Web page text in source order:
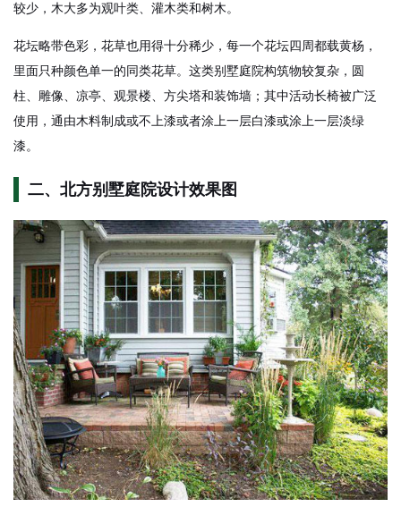
较少，木大多为观叶类、灌木类和树木。
花坛略带色彩，花草也用得十分稀少，每一个花坛四周都载黄杨，
里面只种颜色单一的同类花草。这类别墅庭院构筑物较复杂，圆
柱、雕像、凉亭、观景楼、方尖塔和装饰墙；其中活动长椅被广泛
使用，通由木料制成或不上漆或者涂上一层白漆或涂上一层淡绿
漆。
二、北方别墅庭院设计效果图